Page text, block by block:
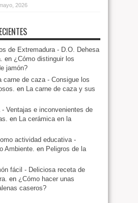
2026
de Extremadura - D.O. Dehesa
en ¿Cómo distinguir los
jamón?
carne de caza - Consigue los
en La carne de caza y sus
- Ventajas e inconvenientes de
en La cerámica en la
actividad educativa -
Ambiente. en Peligros de la
fácil - Deliciosa receta de
en ¿Cómo hacer unas
caseros?